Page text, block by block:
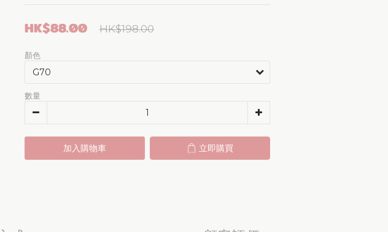
HK$198.00
HK$88.00
顏色
數量
加入購物車 立即購買